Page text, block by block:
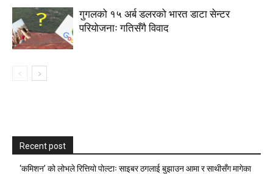
गुगलको १५ अर्ब डलरको भारत डाटा सेन्टर
परियोजनाः गतिसँगै विवाद
Recent post
‘कमिशन’ को लोभले रित्तियो पोल्टाः साइबर ठगलाई बुझाउन आमा र साथीसँग मागेका